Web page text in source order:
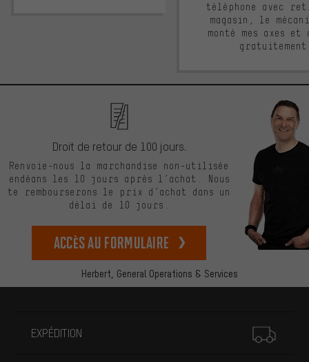
téléphone avec
magasin, le
monté mes axes et
Herbert, General Operations & Services
Droit de retour de 100 jours.
Renvoie-nous la marchandise non-utilisée
endéans les 10 jours après l’achat. Nous
te rembourserons le prix d’achat dans un
délai de 10 jours.
Accès au formulaire
EXPÉDITION